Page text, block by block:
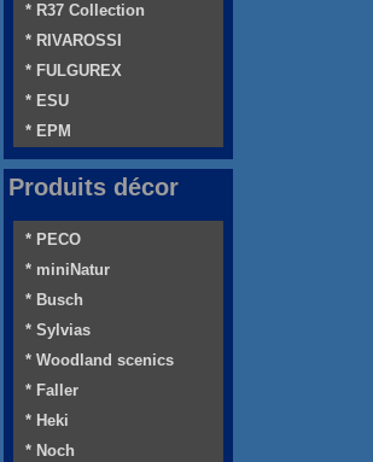
* R37 Collection
* RIVAROSSI
* FULGUREX
* ESU
* EPM
Produits décor
* PECO
* miniNatur
* Busch
* Sylvias
* Woodland scenics
* Faller
* Heki
* Noch